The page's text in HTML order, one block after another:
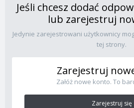
Jeśli chcesz dodać
lub zarejestruj
Jedynie zarejestrowani użytkownicy
tej strony.
Zarejestruj
Załóż nowe konto. To
Zarejestruj się